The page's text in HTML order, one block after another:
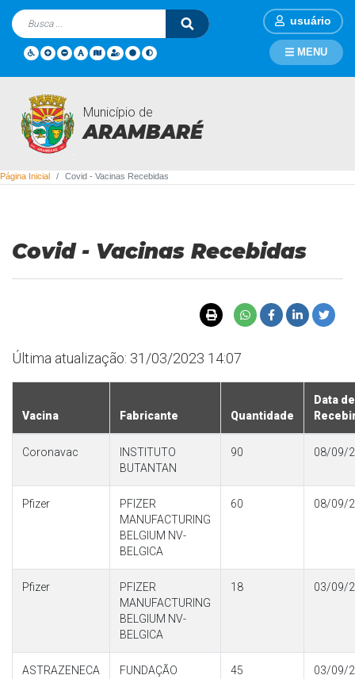
usuário
Município de
ARAMBARÉ
MENU
Covid - Vacinas Recebidas
Página Inicial Covid - Vacinas Recebidas
Covid - Vacinas Recebidas
Última atualização: 31/03/2023 14:07
Vacina Fabricante Quantidade
Data de
Coronavac
INSTITUTO
BUTANTAN
90 08/09/
Pfizer
PFIZER
MANUFACTURING
BELGIUM NV-
BELGICA
60 08/09/
Pfizer
PFIZER
MANUFACTURING
BELGIUM NV-
BELGICA
18 03/09/
ASTRAZENECA
FUNDAÇÃO
45 03/09/